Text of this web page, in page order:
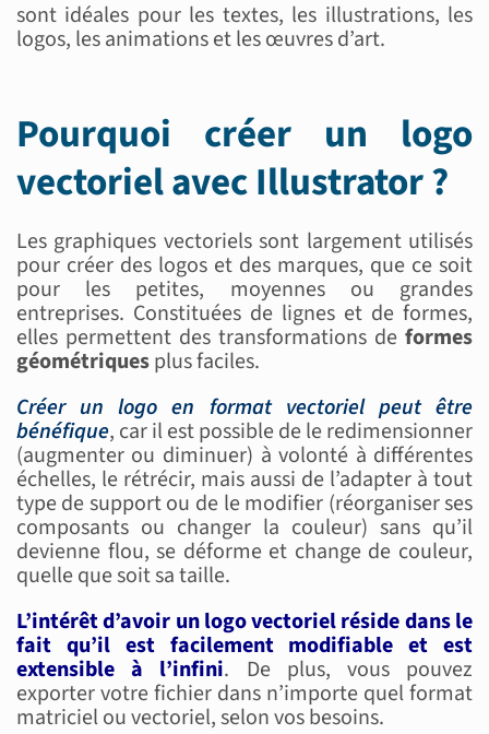
sont idéales pour les textes, les illustrations, les
logos, les animations et les œuvres d’art.
Pourquoi créer un logo
vectoriel avec Illustrator ?
Les graphiques vectoriels sont largement utilisés
pour créer des logos et des marques, que ce soit
pour les petites, moyennes ou grandes
entreprises. Constituées de lignes et de formes,
elles permettent des transformations deformes
géométriquesplus faciles.
Créer un logo en format vectoriel peut être
bénéfique, car il est possible de le redimensionner
(augmenter ou diminuer) à volonté à différentes
échelles, le rétrécir, mais aussi de l’adapter à tout
type de support ou de le modifier (réorganiser ses
composants ou changer la couleur) sans qu’il
devienne flou, se déforme et change de couleur,
quelle que soit sa taille.
L’intérêt d’avoir un logo vectoriel réside dans le
fait qu’il est facilement modifiable et est
extensible à l’infini. De plus, vous pouvez
exporter votre fichier dans n’importe quel format
matriciel ou vectoriel, selon vos besoins.